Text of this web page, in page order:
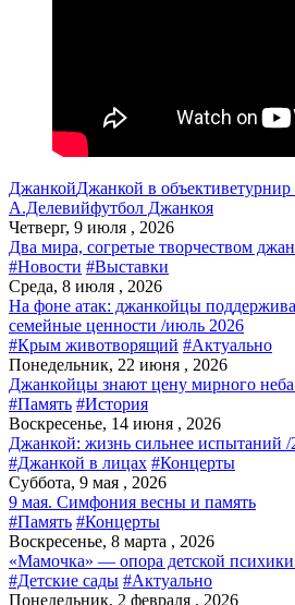
ДжанкойДжанкой в объективетурнир
А.Делевийфутбол Джанкоя
Четверг, 9 июля , 2026
Два мира, согретые творчеством
#Новости #Выставки
Среда, 8 июля , 2026
На фоне атак: джанкойцы
семейные ценности /июль 2026
#Крым животворящий #Актуально
Понедельник, 22 июня , 2026
Джанкойцы знают цену мирного
#Память #История
Воскресенье, 14 июня , 2026
Джанкой: жизнь сильнее испытаний /
#Джанкой в лицах #Концерты
Суббота, 9 мая , 2026
9 мая. Симфония весны и память
#Память #Концерты
Воскресенье, 8 марта , 2026
«Мамочка» — опора детской психики
#Детские сады #Актуально
Понедельник, 2 февраля , 2026